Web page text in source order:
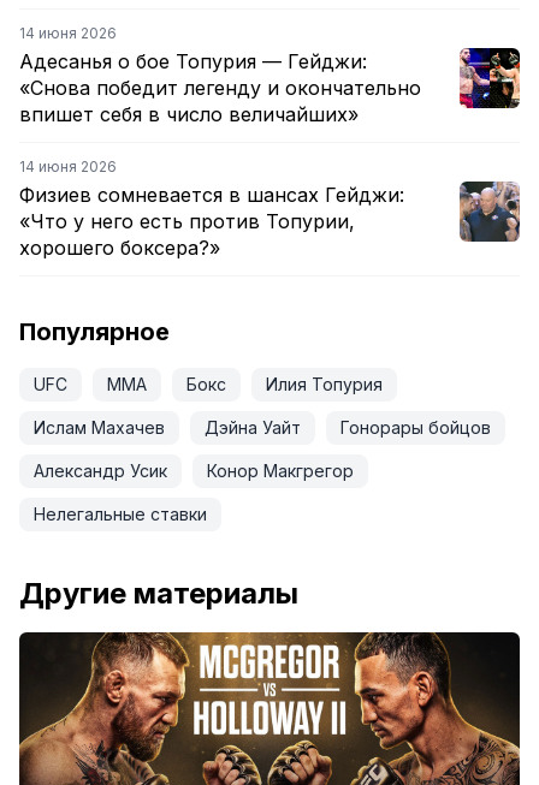
14 июня 2026
Адесанья о бое Топурия — Гейджи:
«Снова победит легенду и окончательно
впишет себя в число величайших»
14 июня 2026
Физиев сомневается в шансах Гейджи:
«Что у него есть против Топурии,
хорошего боксера?»
Популярное
UFC ММА Бокс Илия Топурия
Ислам Махачев Дэйна Уайт Гонорары бойцов
Александр Усик Конор Макгрегор
Нелегальные ставки
Другие материалы